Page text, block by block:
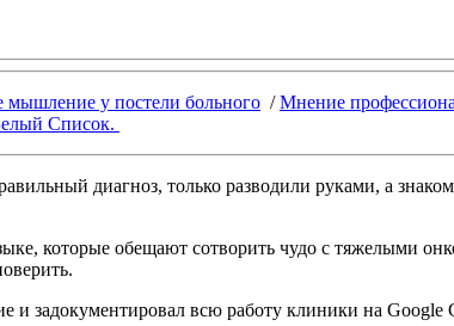
мышление у постели больного /Мнение
Список.
диагноз, только разводили руками, а
которые обещают сотворить чудо с тяжелыми
задокументировал всю работу клиники на Google